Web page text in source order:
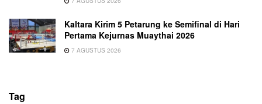
Kaltara Kirim 5 Petarung ke Semifinal di Hari
Pertama Kejurnas Muaythai 2026
7 AGUSTUS 2026
Tag